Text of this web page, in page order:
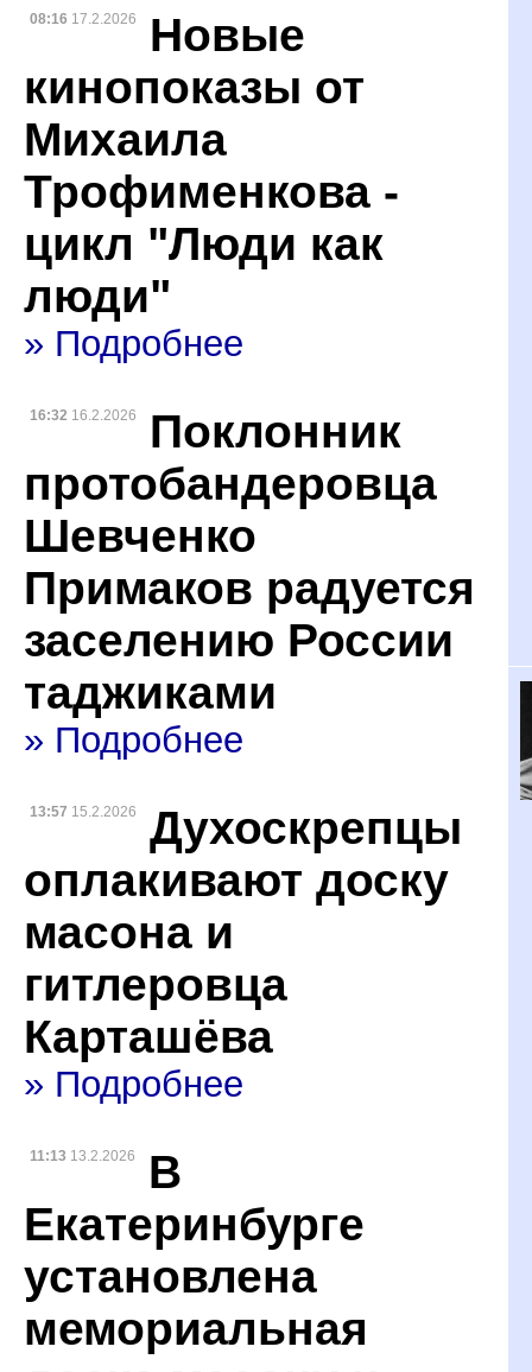
08:16 17.2.2026
Новые
кинопоказы от
Михаила
Трофименкова -
цикл "Люди как
люди"
» Подробнее
16:32 16.2.2026
Поклонник
протобандеровца
Шевченко
Примаков радуется
заселению России
таджиками
» Подробнее
13:57 15.2.2026
Духоскрепцы
оплакивают доску
масона и
гитлеровца
Карташёва
» Подробнее
11:13 13.2.2026
В
Екатеринбурге
установлена
мемориальная